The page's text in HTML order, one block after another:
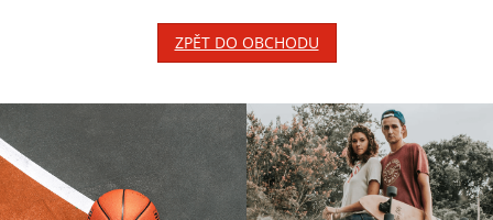
ZPĚT DO OBCHODU